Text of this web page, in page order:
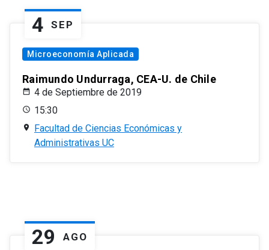
4 SEP
Microeconomía Aplicada
Raimundo Undurraga, CEA-U. de Chile
4 de Septiembre de 2019
15:30
Facultad de Ciencias Económicas y
Administrativas UC
29 AGO